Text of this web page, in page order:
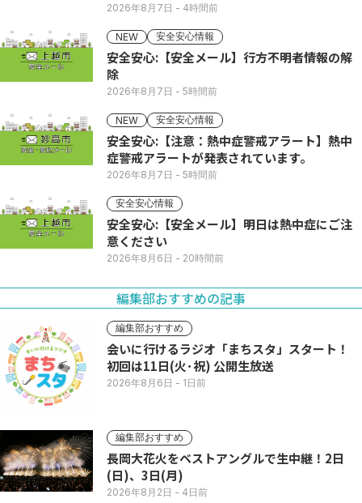
2026年8月7日 - 4時間前
NEW 安全安心情報
安全安心:【安全メール】行方不明者情報の解
除
2026年8月7日 - 5時間前
NEW 安全安心情報
安全安心:【注意：熱中症警戒アラート】熱中
症警戒アラートが発表されています。
2026年8月7日 - 5時間前
安全安心情報
安全安心:【安全メール】明日は熱中症にご注
意ください
2026年8月6日 - 20時間前
編集部おすすめの記事
編集部おすすめ
会いに行けるラジオ「まちスタ」スタート！
初回は11日(火･祝) 公開生放送
2026年8月6日 - 1日前
編集部おすすめ
長岡大花火をベストアングルで生中継！2日
(日)、3日(月)
2026年8月2日 - 4日前